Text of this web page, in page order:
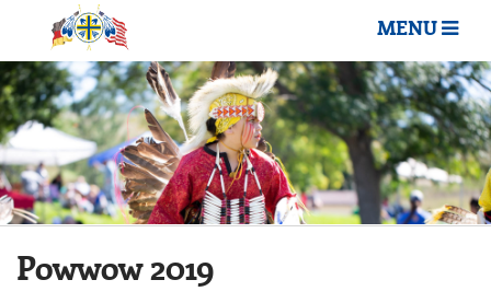
MENU
Powwow 2019